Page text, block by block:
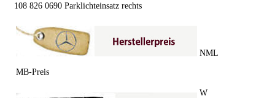
108 826 0690 Parklichteinsatz rechts
MB-Preis
NML
W